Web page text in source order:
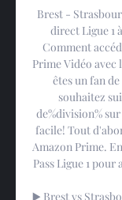
Brest -
direct Ligue 1
Comment
Prime Vidéo avec
êtes un fan
souhaitez
de%division%
facile! Tout
Amazon Prime.
Pass Ligue 1 pour
▶️ Brest vs